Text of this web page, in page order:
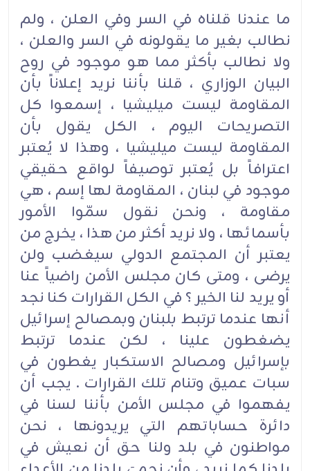
ما عندنا قلناه في السر وفي العلن ، ولم
نطالب بغير ما يقولونه في السر والعلن ،
ولا نطالب بأكثر مما هو موجود في روح
البيان الوزاري ، قلنا بأننا نريد إعلاناً بأن
المقاومة ليست ميليشيا ، إسمعوا كل
التصريحات اليوم ، الكل يقول بأن
المقاومة ليست ميليشيا ، وهذا لا يُعتبر
اعترافاً بل يُعتبر توصيفاً لواقع حقيقي
موجود في لبنان ، المقاومة لها إسم ، هي
مقاومة ، ونحن نقول سمّوا الأمور
بأسمائها ، ولا نريد أكثر من هذا ، يخرج من
يعتبر أن المجتمع الدولي سيغضب ولن
يرضى ، ومتى كان مجلس الأمن راضياً عنا
أو يريد لنا الخير ؟ في الكل القرارات كنا نجد
أنها عندما ترتبط بلبنان وبمصالح إسرائيل
يضغطون علينا ، لكن عندما ترتبط
بإسرائيل ومصالح الاستكبار يغطون في
سبات عميق وتنام تلك القرارات . يجب أن
يفهموا في مجلس الأمن بأننا لسنا في
دائرة حساباتهم التي يريدونها ، نحن
مواطنون في بلد ولنا حق أن نعيش في